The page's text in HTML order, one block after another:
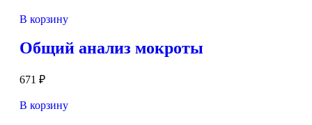
В корзину
Общий анализ мокроты
671 ₽
В корзину